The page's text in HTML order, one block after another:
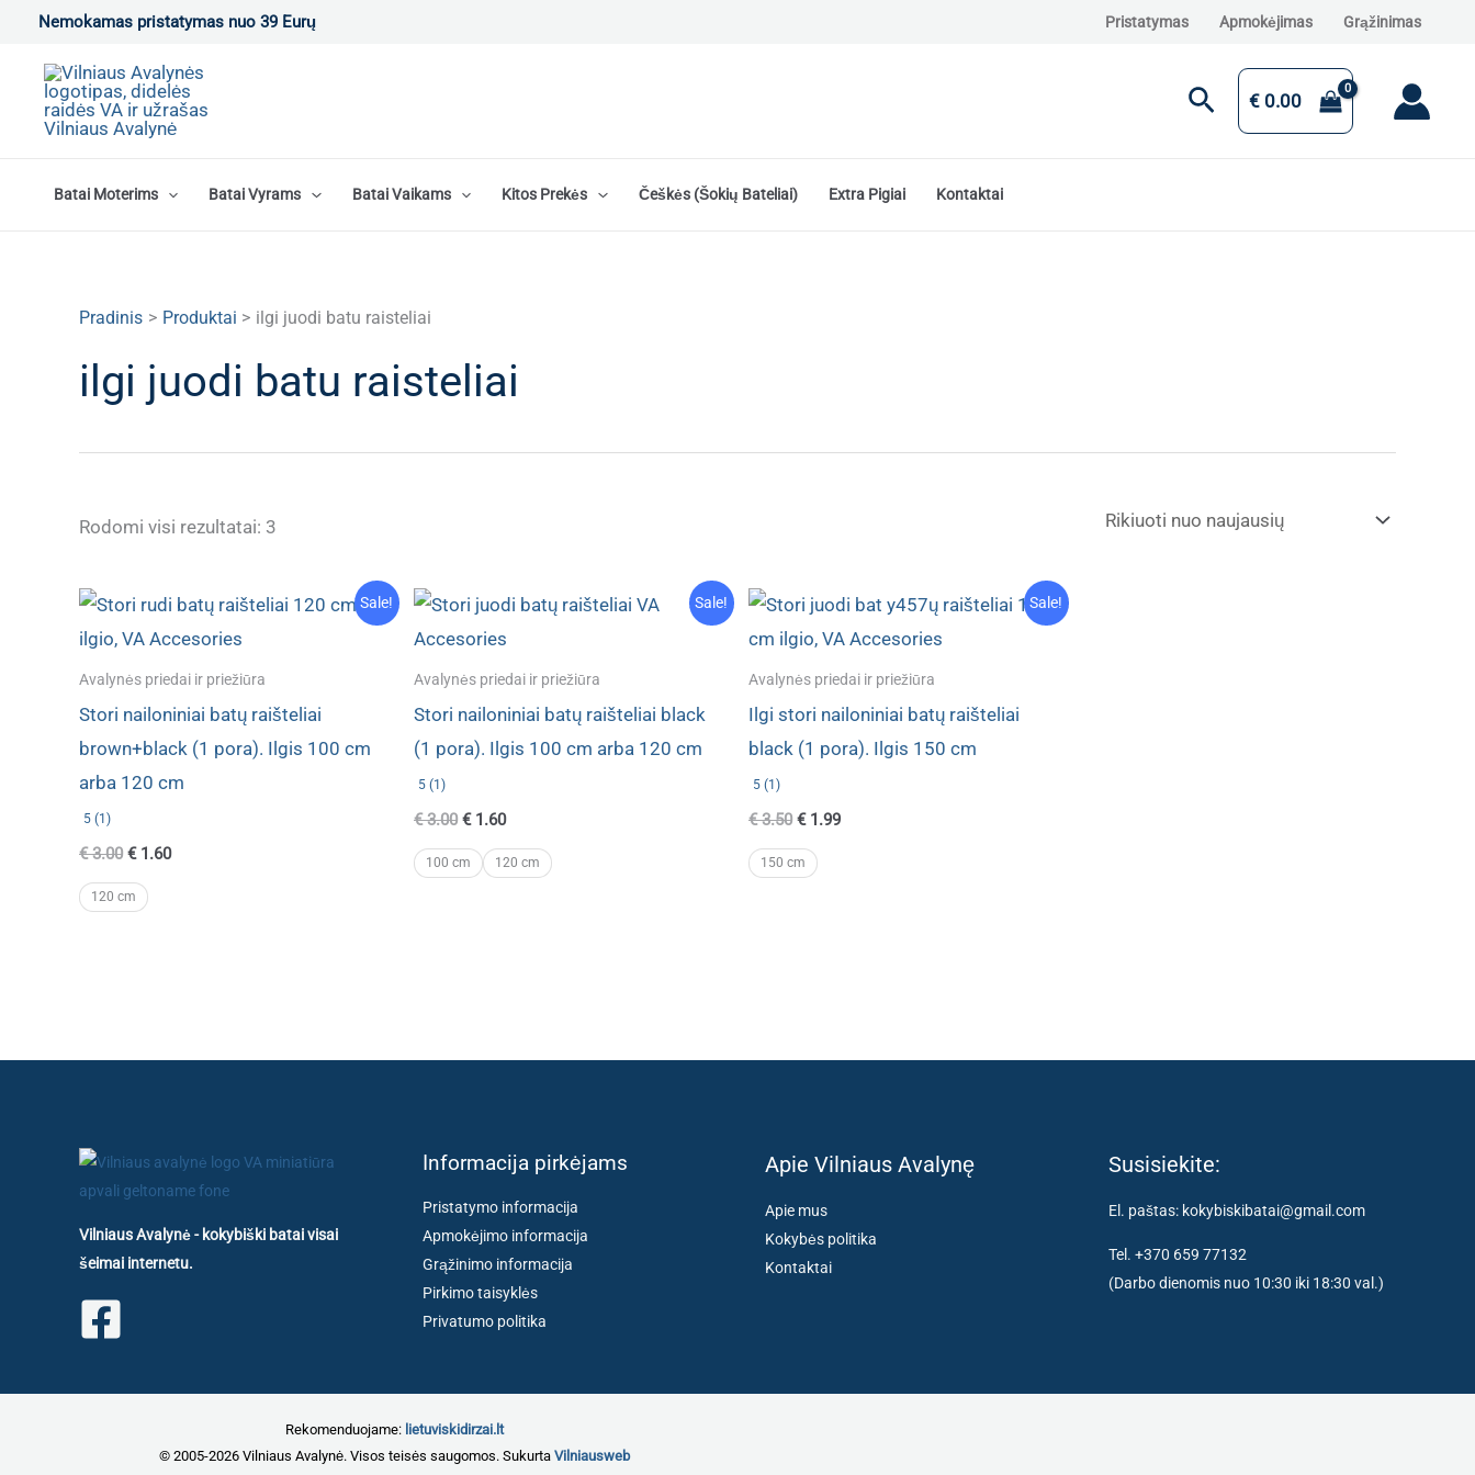
Pereiti
turinio
Nemokamas pristatymas nuo 39 Eurų Pristatymas Apmokėjimas Grąžinimas
Paieška
€0.00
Batai Moterims Batai Vyrams Batai Vaikams Kitos Prekės Češkės (šokių Bateliai) Extra Pigiai Kontaktai
Pradinis Produktai ilgi juodi batu raisteliai
ilgi juodi batu raisteliai
Rodomi visi rezultatai: 3
Sale!
Avalynės priedai ir priežiūra
Stori nailoniniai batų raišteliai
brown+black (1 pora). Ilgis 100 cm
arba 120 cm
5 (1)
€3.00 Original
was:
€ 3.00.
€1.60Current
120 cm
Sale!
Avalynės priedai ir priežiūra
Stori nailoniniai batų raišteliai black
(1 pora). Ilgis 100 cm arba 120 cm
5 (1)
€3.00 Original
was:
€ 3.00.
€1.60Current
is:
€ 1.60.
100 cm 120 cm
Sale!
Avalynės priedai ir priežiūra
Ilgi stori nailoniniai batų raišteliai
black (1 pora). Ilgis 150 cm
5 (1)
€3.50 Original
was:
€ 3.50.
€1.99Current
150 cm
Vilniaus Avalynė - kokybiški batai visai
šeimai internetu.
Informacija pirkėjams
Pristatymo informacija
Apmokėjimo informacija
Grąžinimo informacija
Pirkimo taisyklės
Privatumo politika
Apie Vilniaus Avalynę
Apie mus
Kokybės politika
Kontaktai
Susisiekite:
El. paštas: kokybiskibatai@gmail.com
Tel. +370 659 77132
(Darbo dienomis nuo 10:30 iki 18:30 val.)
Rekomenduojame: lietuviskidirzai.lt
© 2005-2026 Vilniaus Avalynė. Visos teisės saugomos. Sukurta Vilniausweb